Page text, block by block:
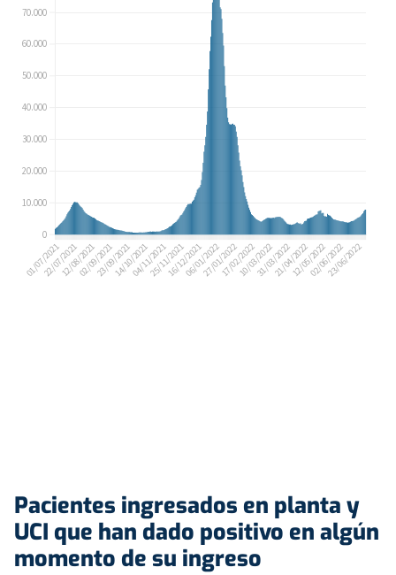
Pacientes ingresados en planta y
UCI que han dado positivo en algún
momento de su ingreso